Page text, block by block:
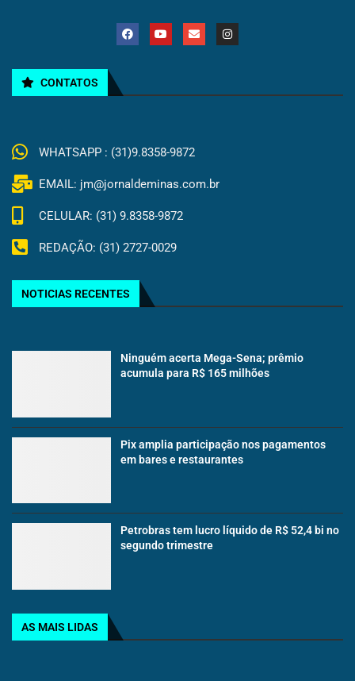
CONTATOS
WHATSAPP : (31)9.8358-9872
EMAIL: jm@jornaldeminas.com.br
CELULAR: (31) 9.8358-9872
REDAÇÃO: (31) 2727-0029
NOTICIAS RECENTES
Ninguém acerta Mega-Sena; prêmio
acumula para R$ 165 milhões
Pix amplia participação nos pagamentos
em bares e restaurantes
Petrobras tem lucro líquido de R$ 52,4 bi no
segundo trimestre
AS MAIS LIDAS